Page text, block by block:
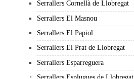
Serrallers Cornellà de Llobregat
Serrallers El Masnou
Serrallers El Papiol
Serrallers El Prat de Llobregat
Serrallers Esparreguera
Serrallers Esplugues de Llobregat